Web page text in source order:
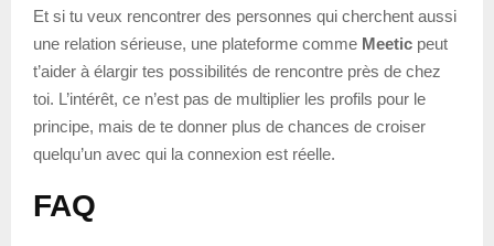
Et si tu veux rencontrer des personnes qui cherchent aussi
une relation sérieuse, une plateforme comme Meetic peut
t’aider à élargir tes possibilités de rencontre près de chez
toi. L’intérêt, ce n’est pas de multiplier les profils pour le
principe, mais de te donner plus de chances de croiser
quelqu’un avec qui la connexion est réelle.
FAQ